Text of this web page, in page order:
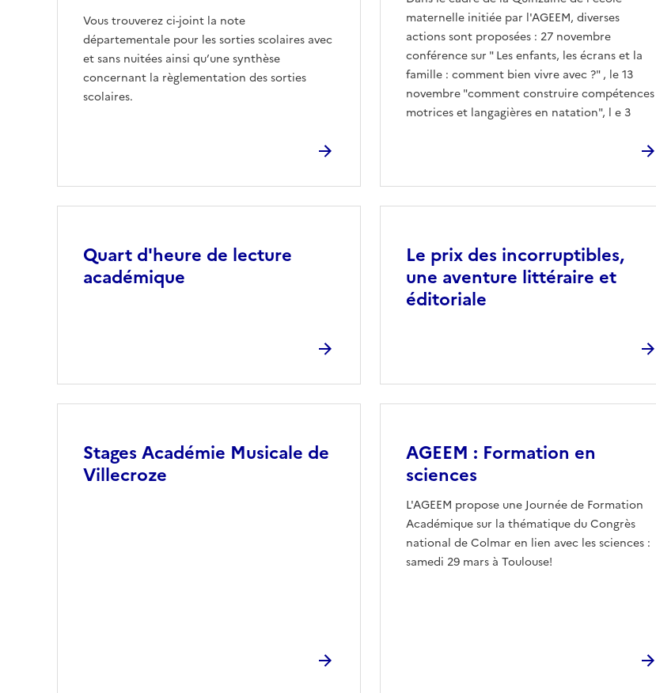
Vous trouverez ci-joint la note
départementale pour les sorties scolaires avec
et sans nuitées ainsi qu’une synthèse
concernant la règlementation des sorties
scolaires.
maternelle initiée par l'AGEEM, diverses
actions sont proposées : 27 novembre
conférence sur " Les enfants, les écrans et la
famille : comment bien vivre avec ?" , le 13
novembre "comment construire compétences
motrices et langagières en natation", l e 3
Quart d'heure de lecture
académique
Le prix des incorruptibles,
une aventure littéraire et
éditoriale
Stages Académie Musicale de
Villecroze
AGEEM : Formation en
sciences
L'AGEEM propose une Journée de Formation
Académique sur la thématique du Congrès
national de Colmar en lien avec les sciences :
samedi 29 mars à Toulouse!